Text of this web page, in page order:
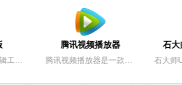
腾讯视频播放器
腾讯视频播放器是一款影音播放工具。支持丰富内容的在线点播及电视台直播，提供列表管理、视频音量放大、色彩画质调整、自动关机等功能服务。可24小时多平台无缝应用体验以及快捷分享，快速登陆等满足用户在线观影需求。系统部落为您提供最新官方版。
石大师U盘制作